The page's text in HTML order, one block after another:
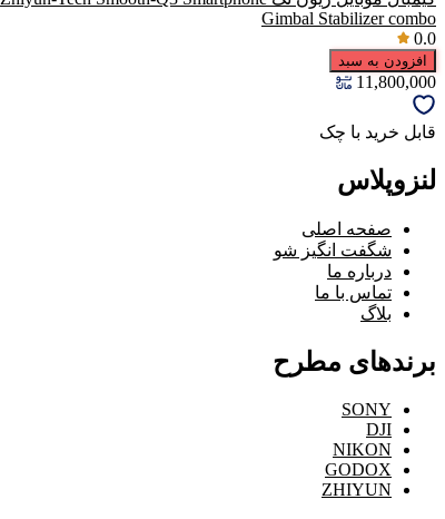
Gimbal Stabilizer combo
0.0
افزودن به سبد
11,800,000
قابل خرید با چک
لنزوپلاس
صفحه اصلی
شگفت انگیز شو
درباره ما
تماس با ما
بلاگ
برندهای مطرح
SONY
DJI
NIKON
GODOX
ZHIYUN